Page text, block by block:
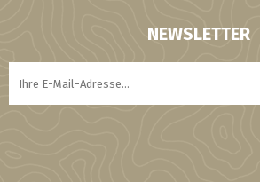
NEWSLETTER